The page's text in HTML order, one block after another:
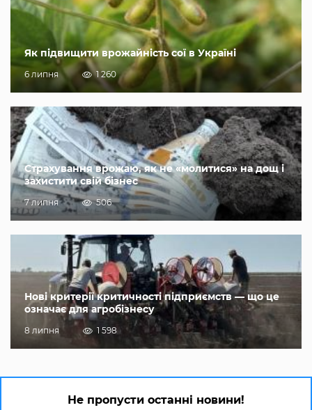
Як підвищити врожайність сої в Україні
6 липня 1 260
Страхування врожаю, як не «молитися» на дощ і
захистити свій бізнес
7 липня 506
Нові критерії критичності підприємств — що це
означає для агробізнесу
8 липня 1 598
Не пропусти останні новини!